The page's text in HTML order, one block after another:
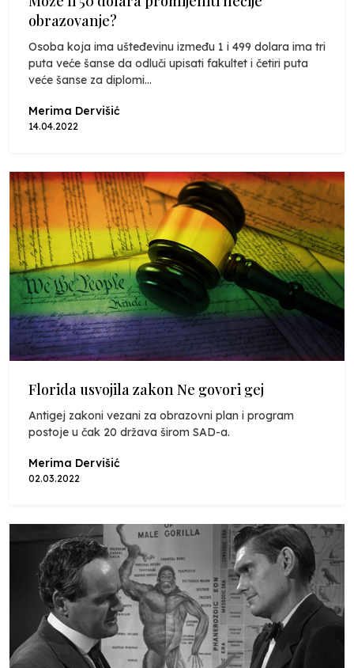
obrazovanje?
Osoba koja ima ušteđevinu između 1 i 499 dolara ima tri
puta veće šanse da odluči upisati fakultet i četiri puta
veće šanse za diplomi...
Merima Dervišić
14.04.2022
Florida usvojila zakon Ne govori gej
Antigej zakoni vezani za obrazovni plan i program
postoje u čak 20 država širom SAD-a.
Merima Dervišić
02.03.2022